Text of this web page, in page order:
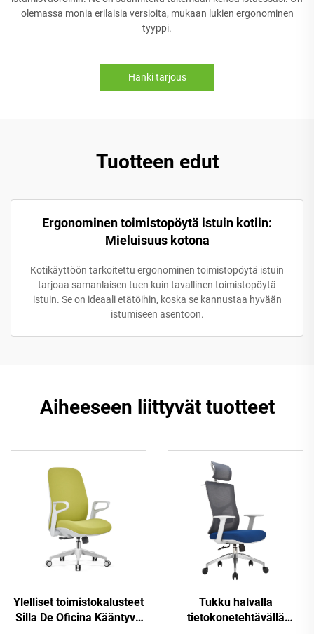
olemassa monia erilaisia versioita, mukaan lukien ergonominen
tyyppi.
Hanki tarjous
Tuotteen edut
Ergonominen toimistopöytä istuin kotiin:
Mieluisuus kotona
Kotikäyttöön tarkoitettu ergonominen toimistopöytä istuin
tarjoaa samanlaisen tuen kuin tavallinen toimistopöytä
istuin. Se on ideaali etätöihin, koska se kannustaa hyvään
istumiseen asentoon.
Aiheeseen liittyvät tuotteet
Ylelliset toimistokalusteet
Silla De Oficina Kääntyvä
Tukku halvalla
tietokonetehtävällä